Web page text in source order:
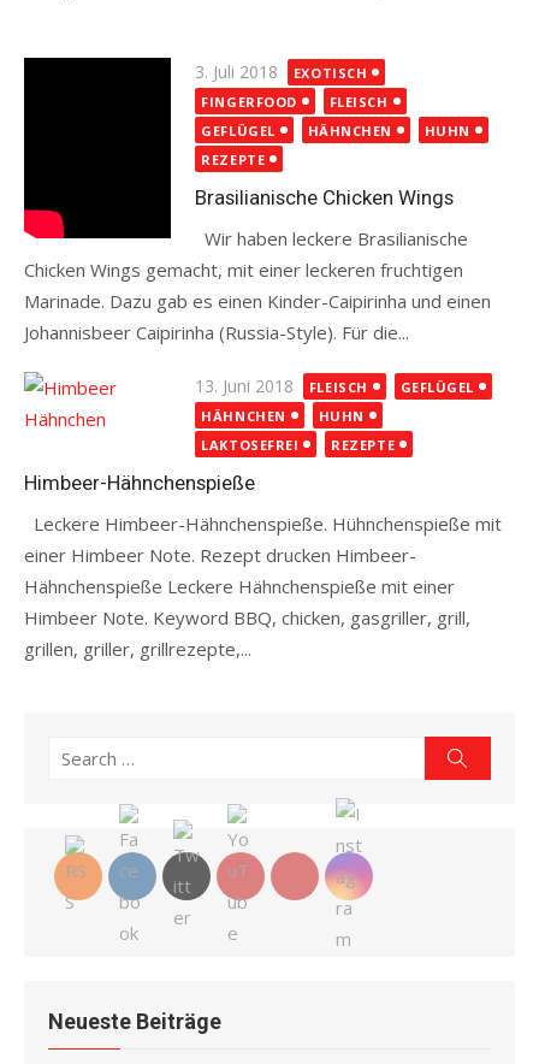
Posted
on
3. Juli 2018
EXOTISCH
FINGERFOOD
FLEISCH
GEFLÜGEL
HÄHNCHEN
HUHN
REZEPTE
Brasilianische Chicken Wings
Wir haben leckere Brasilianische
Chicken Wings gemacht, mit einer leckeren fruchtigen
Marinade. Dazu gab es einen Kinder-Caipirinha und einen
Johannisbeer Caipirinha (Russia-Style). Für die...
Posted
on
13. Juni 2018 FLEISCH
GEFLÜGEL
HÄHNCHEN
HUHN
LAKTOSEFREI
REZEPTE
Himbeer-Hähnchenspieße
Leckere Himbeer-Hähnchenspieße. Hühnchenspieße mit
einer Himbeer Note. Rezept drucken Himbeer-
Hähnchenspieße Leckere Hähnchenspieße mit einer
Himbeer Note. Keyword BBQ, chicken, gasgriller, grill,
grillen, griller, grillrezepte,...
Search
Neueste Beiträge